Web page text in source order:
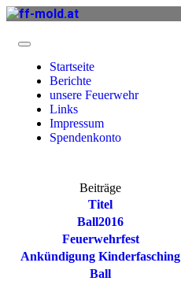
Startseite
Berichte
unsere Feuerwehr
Links
Impressum
Spendenkonto
Beiträge
Titel
Ball2016
Feuerwehrfest
Ankündigung Kinderfasching
Ball